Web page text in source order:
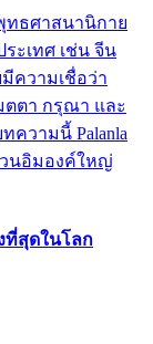
ทธศาสนานิกาย
ะเทศ เช่น จีน
ความเชื่อว่า
ตา กรุณา และ
ความนี้ Palanla
วนอิมองค์ใหญ่
ที่สุดในโลก